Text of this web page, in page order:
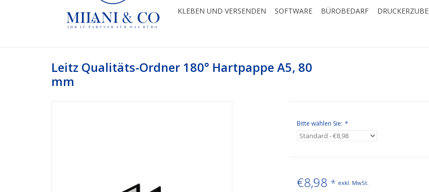
KLEBEN UND VERSENDEN
SOFTWARE BÜROBEDARF
Leitz Qualitäts-Ordner 180° Hartpappe A5, 80
mm
Bitte wählen Sie: *
€8,98 * exkl. MwSt.